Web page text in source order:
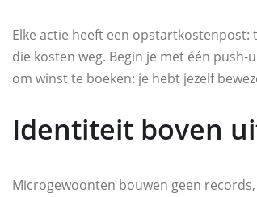
Elke actie heeft een
die kosten weg. Begin je met één
om winst te boeken: je hebt jezelf
Identiteit boven
Microgewoonten bouwen geen